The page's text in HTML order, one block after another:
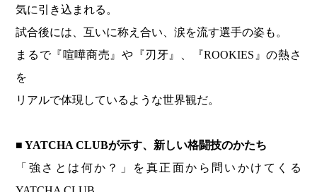
気に引き込まれる。
試合後には、互いに称え合い、涙を流す選手の姿も。
まるで『喧嘩商売』や『刃牙』、『ROOKIES』の熱さ
を
リアルで体現しているような世界観だ。
■ YATCHA CLUBが示す、新しい格闘技のかたち
「強さとは何か？」を真正面から問いかけてくる